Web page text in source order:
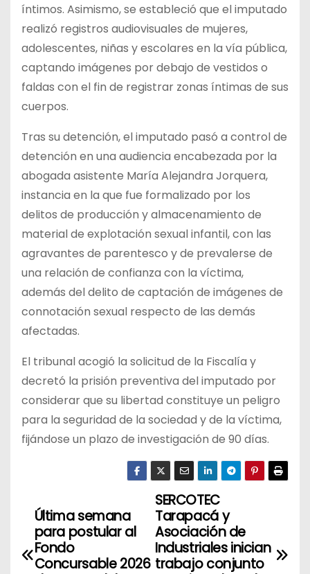
íntimos. Asimismo, se estableció que el imputado
realizó registros audiovisuales de mujeres,
adolescentes, niñas y escolares en la vía pública,
captando imágenes por debajo de vestidos o
faldas con el fin de registrar zonas íntimas de sus
cuerpos.
Tras su detención, el imputado pasó a control de
detención en una audiencia encabezada por la
abogada asistente María Alejandra Jorquera,
instancia en la que fue formalizado por los
delitos de producción y almacenamiento de
material de explotación sexual infantil, con las
agravantes de parentesco y de prevalerse de
una relación de confianza con la víctima,
además del delito de captación de imágenes de
connotación sexual respecto de las demás
afectadas.
El tribunal acogió la solicitud de la Fiscalía y
decretó la prisión preventiva del imputado por
considerar que su libertad constituye un peligro
para la seguridad de la sociedad y de la víctima,
fijándose un plazo de investigación de 90 días.
N
v
SERCOTEC
Tarapacá y
Asociación de
Industriales inician
trabajo conjunto
Última semana
para postular al
Fondo
Concursable 2026